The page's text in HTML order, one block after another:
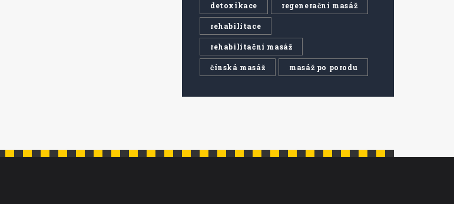
detoxikace regenerační masáž
rehabilitace
rehabilitační masáž
čínská masáž masáž po porodu